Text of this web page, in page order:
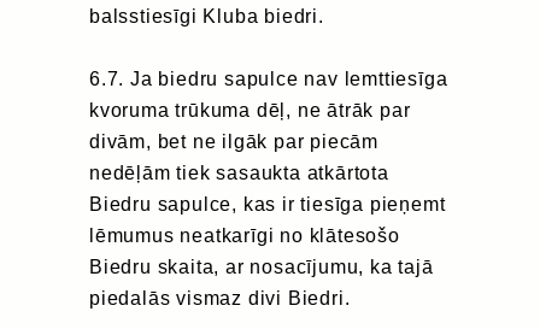
balsstiesīgi Kluba biedri.
6.7. Ja biedru sapulce nav lemttiesīga
kvoruma trūkuma dēļ, ne ātrāk par
divām, bet ne ilgāk par piecām
nedēļām tiek sasaukta atkārtota
Biedru sapulce, kas ir tiesīga pieņemt
lēmumus neatkarīgi no klātesošo
Biedru skaita, ar nosacījumu, ka tajā
piedalās vismaz divi Biedri.